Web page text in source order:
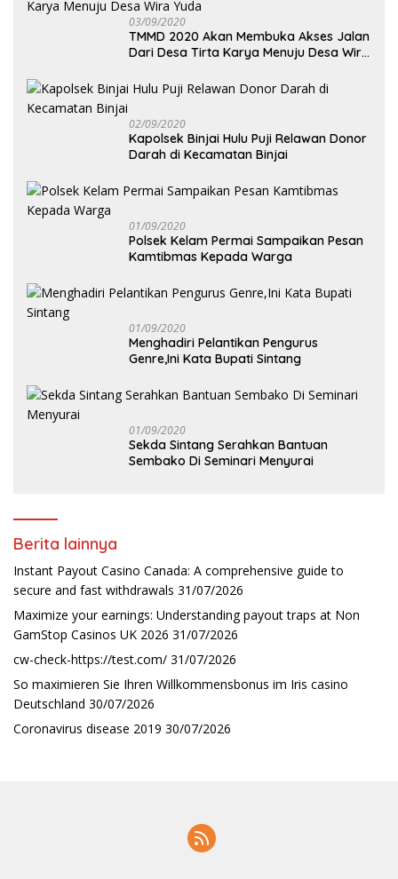
03/09/2020
TMMD 2020 Akan Membuka Akses Jalan
Dari Desa Tirta Karya Menuju Desa Wira
02/09/2020
Kapolsek Binjai Hulu Puji Relawan Donor
Darah di Kecamatan Binjai
01/09/2020
Polsek Kelam Permai Sampaikan Pesan
Kamtibmas Kepada Warga
01/09/2020
Menghadiri Pelantikan Pengurus
Genre,Ini Kata Bupati Sintang
01/09/2020
Sekda Sintang Serahkan Bantuan
Sembako Di Seminari Menyurai
Berita lainnya
Instant Payout Casino Canada: A comprehensive guide to
secure and fast withdrawals 31/07/2026
Maximize your earnings: Understanding payout traps at Non
GamStop Casinos UK 2026 31/07/2026
cw-check-https://test.com/ 31/07/2026
So maximieren Sie Ihren Willkommensbonus im Iris casino
Deutschland 30/07/2026
Coronavirus disease 2019 30/07/2026